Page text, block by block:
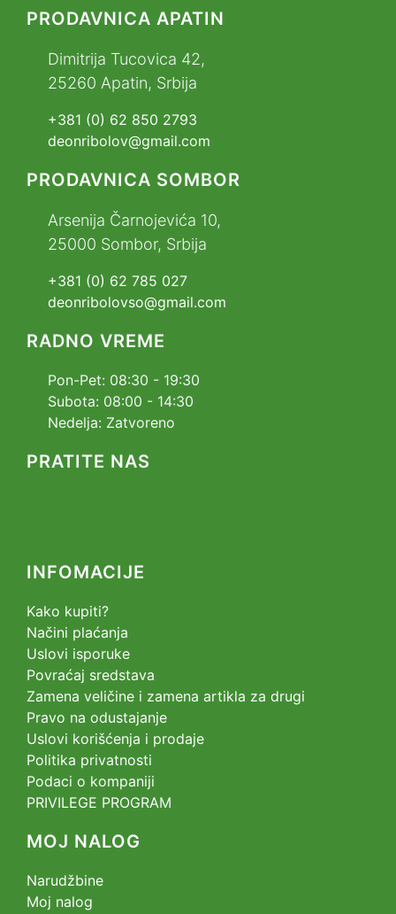
PRODAVNICA APATIN
Dimitrija Tucovica 42,
25260 Apatin, Srbija
+381 (0) 62 850 2793
deonribolov@gmail.com
PRODAVNICA SOMBOR
Arsenija Čarnojevića 10,
25000 Sombor, Srbija
+381 (0) 62 785 027
deonribolovso@gmail.com
RADNO VREME
Pon-Pet: 08:30 - 19:30
Subota: 08:00 - 14:30
Nedelja: Zatvoreno
PRATITE NAS
INFOMACIJE
Kako kupiti?
Načini plaćanja
Uslovi isporuke
Povraćaj sredstava
Zamena veličine i zamena artikla za drugi
Pravo na odustajanje
Uslovi korišćenja i prodaje
Politika privatnosti
Podaci o kompaniji
PRIVILEGE PROGRAM
MOJ NALOG
Narudžbine
Moj nalog